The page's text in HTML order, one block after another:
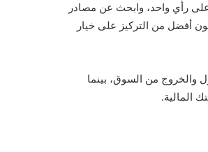
رأي واحد، وابحث عن مصادر
أفضل من التركيز على خيار
والخروج من السوق، بينما
المالية.